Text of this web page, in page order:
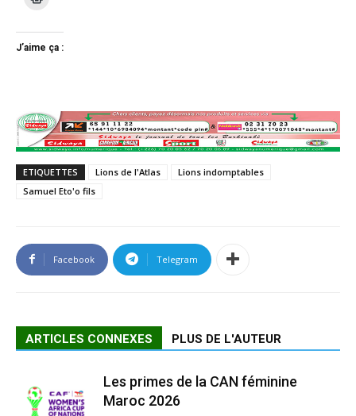
J’aime ça :
ETIQUETTES Lions de l'Atlas
Lions indomptables
Samuel Eto'o fils
Facebook Telegram
ARTICLES CONNEXES PLUS DE L'AUTEUR
Les primes de la CAN féminine
Maroc 2026